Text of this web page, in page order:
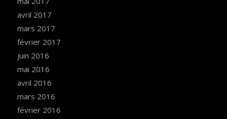
avril 2017
mars 2017
février 2017
juin 2016
mai 2016
avril 2016
mars 2016
février 2016